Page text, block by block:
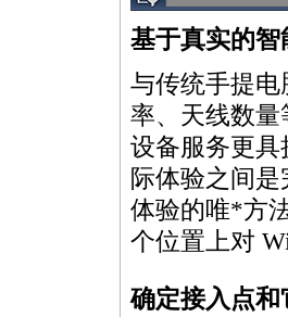
基于真实的
与传统手提
率、天线数
设备服务更具
际体验之间
体验的唯*方
个位置上对
确定接入点和